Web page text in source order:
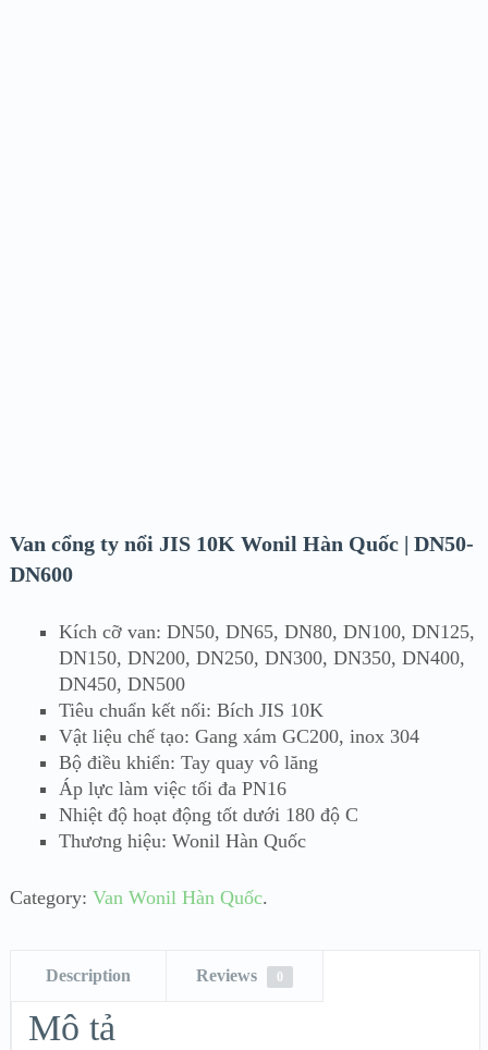
Van cổng ty nổi JIS 10K Wonil Hàn Quốc | DN50-
DN600
Kích cỡ van: DN50, DN65, DN80, DN100, DN125,
DN150, DN200, DN250, DN300, DN350, DN400,
DN450, DN500
Tiêu chuẩn kết nối: Bích JIS 10K
Vật liệu chế tạo: Gang xám GC200, inox 304
Bộ điều khiển: Tay quay vô lăng
Áp lực làm việc tối đa PN16
Nhiệt độ hoạt động tốt dưới 180 độ C
Thương hiệu: Wonil Hàn Quốc
Category: Van Wonil Hàn Quốc.
Description Reviews 0
Mô tả